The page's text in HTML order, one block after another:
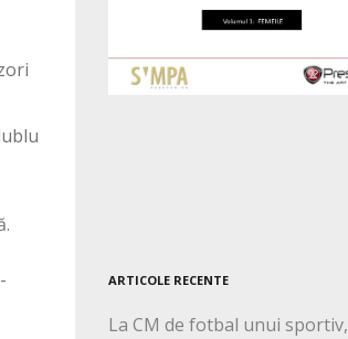
ARTICOLE RECENTE
La CM de fotbal unui sportiv,